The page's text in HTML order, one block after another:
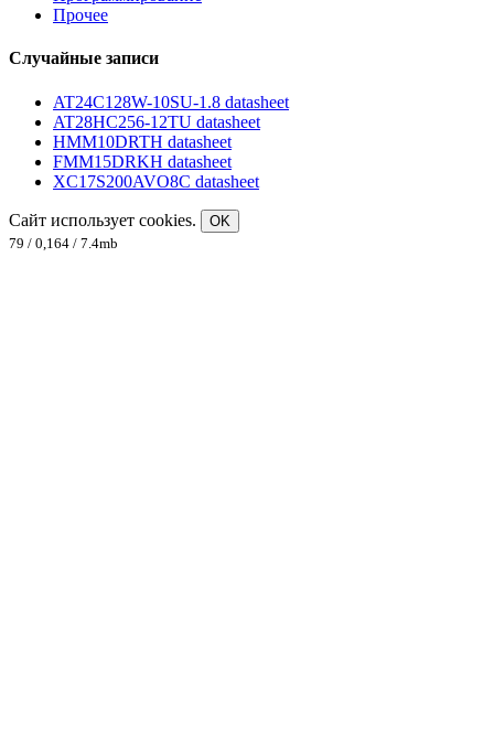
Прочее
Случайные записи
AT24C128W-10SU-1.8 datasheet
AT28HC256-12TU datasheet
HMM10DRTH datasheet
FMM15DRKH datasheet
XC17S200AVO8C datasheet
Сайт использует cookies.
OK
79 / 0,164 / 7.4mb